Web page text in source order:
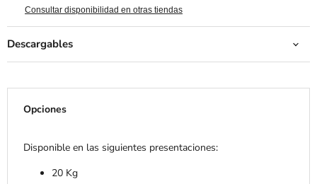
Consultar disponibilidad en otras tiendas
Descargables
Opciones
Disponible en las siguientes presentaciones:
20 Kg